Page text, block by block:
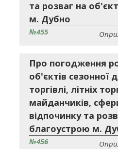
та розваг на
м. Дубно
№455
Про погодження
об'єктів сезонної
торгівлі, літніх
майданчиків,
відпочинку та
благоустрою м.
№456